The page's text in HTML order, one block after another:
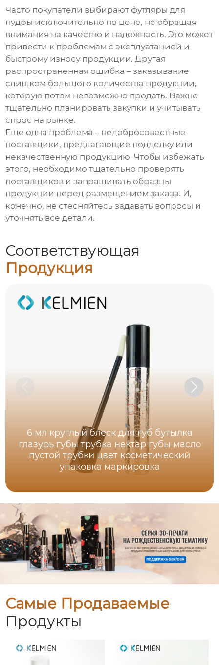
Часто покупатели выбирают футляры для
пудры исключительно по цене, не обращая
внимания на качество и надежность. Это может
привести к проблемам с эксплуатацией и
быстрому износу продукции. Другая
распространенная ошибка – заказывание
слишком большого количества продукции,
которую потом невозможно продать. Важно
тщательно планировать закупки и учитывать
спрос на рынке.
Еще одна проблема – недобросовестные
поставщики, предлагающие подделку или
некачественную продукцию. Чтобы избежать
этого, необходимо тщательно проверять
поставщиков и запрашивать образцы
продукции перед размещением заказа. И,
конечно, не стесняйтесь задавать вопросы и
уточнять все детали.
Соответствующая
Продукция
6 мл круглый блеск для губ бутылка
глазурь губы трубка нектар губы масло
пустой трубки цвет косметический
упаковка маркировка
Самые Продаваемые
Продукты